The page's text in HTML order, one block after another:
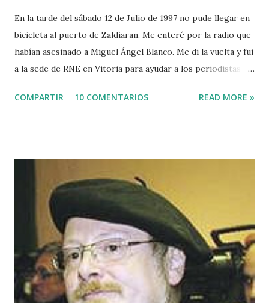
En la tarde del sábado 12 de Julio de 1997 no pude llegar en
bicicleta al puerto de Zaldiaran. Me enteré por la radio que
habían asesinado a Miguel Ángel Blanco. Me di la vuelta y fui
a la sede de RNE en Vitoria para ayudar a los periodistas
pudiera ocurrir después de que se cumpliera el plazo de 48
Batasuna, Rufi Etxeberria, que hasta el año pasado fue
dirigente de Sortu. Tras aquel vil secuestro, las calles de
Euskadi dejaron de ser dominadas por ETA y su entorno
político. Nadie recuerda en Bilbao una manifestación mayor
que la que había pedido la liberación de Miguel Angel
Blanco horas antes de su asesinato: concentró a más de
medio millón de personas. Fuimos muchos los que
COMPARTIR 10 COMENTARIOS READ MORE »